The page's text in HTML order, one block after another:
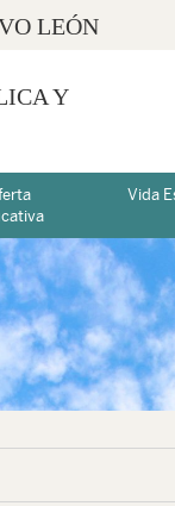
LEÓN
Y
Vida